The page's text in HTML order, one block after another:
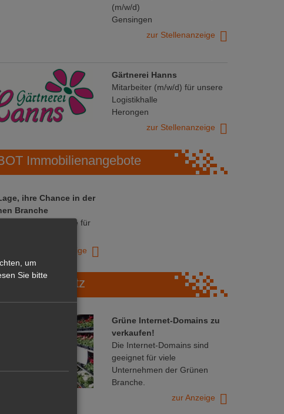
(m/w/d)
Gensingen
zur Stellenanzeige
Gärtnerei Hanns
Mitarbeiter (m/w/d) für unsere
Logistikhalle
Herongen
zur Stellenanzeige
Immobilienangebote
ihre Chance in der
Branche
Immobilie für
zur Anzeige
Marktplatz
Grüne Internet-Domains zu
verkaufen!
Die Internet-Domains sind
geeignet für viele
Unternehmen der Grünen
Branche.
zur Anzeige
um
Sie bitte